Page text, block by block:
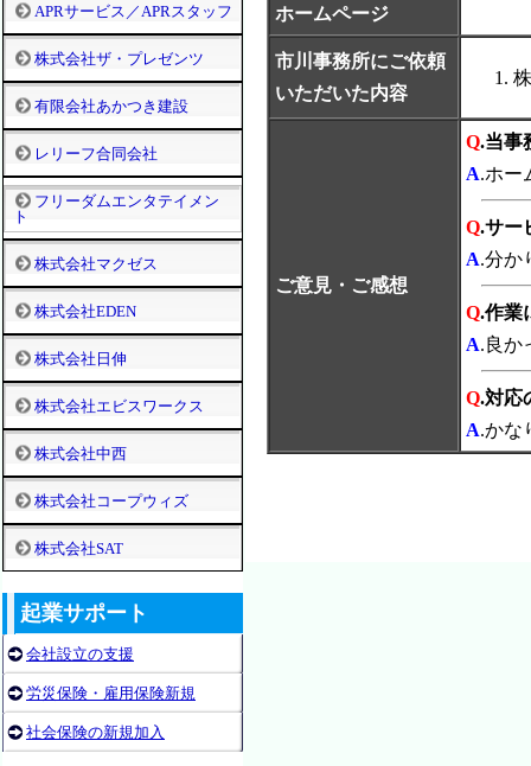
APRサービス／APRスタッフ
株式会社ザ・プレゼンツ
有限会社あかつき建設
レリーフ合同会社
フリーダムエンタテイメン
ト
株式会社マクゼス
株式会社EDEN
株式会社日伸
株式会社エビスワークス
株式会社中西
株式会社コープウィズ
株式会社SAT
起業サポート
会社設立の支援
労災保険・雇用保険新規
社会保険の新規加入
ホームページ
市川事務所にご依頼
いただいた内容
ご意見・ご感想
Q.当事
A.ホー
Q.サー
A.分か
Q.作業
A.良か
Q.対応
A.かな